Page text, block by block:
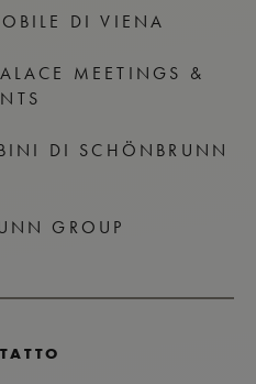
DI VIENA
MEETINGS &
DI SCHÖNBRUNN
GROUP